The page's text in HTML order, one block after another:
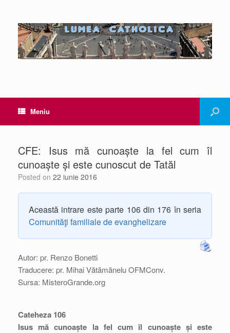
Meniu
CFE: Isus mă cunoaște la fel cum îl
cunoaște și este cunoscut de Tatăl
Posted on 22 iunie 2016
Această intrare este parte 106 din 176 în seria
Comunităţi familiale de evanghelizare
Autor: pr. Renzo Bonetti
Traducere: pr. Mihai Vătămănelu OFMConv.
Sursa: MisteroGrande.org
Cateheza 106
Isus mă cunoaște la fel cum îl cunoaște și este